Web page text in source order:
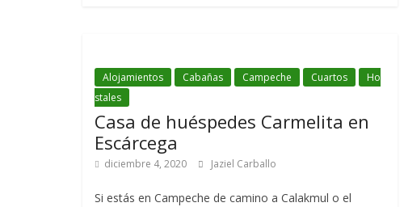
Alojamientos Cabañas Campeche Cuartos
Ho
stales
Casa de huéspedes Carmelita en
Escárcega
diciembre 4, 2020 Jaziel Carballo
Si estás en Campeche de camino a Calakmul o el